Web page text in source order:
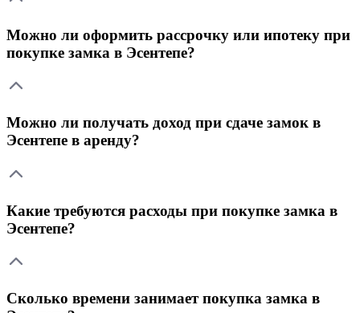
Можно ли оформить рассрочку или ипотеку при
покупке замка в Эсентепе?
Можно ли получать доход при сдаче замок в
Эсентепе в аренду?
Какие требуются расходы при покупке замка в
Эсентепе?
Сколько времени занимает покупка замка в